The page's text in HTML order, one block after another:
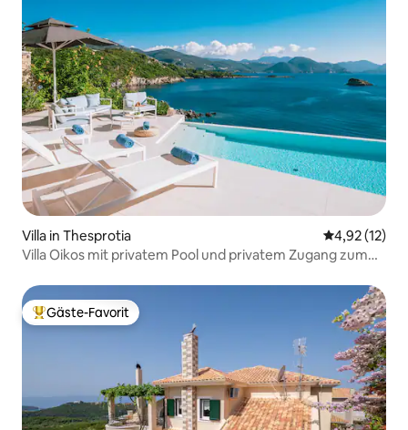
Villa in Thesprotia
4,92 (12)
Villa Oikos mit privatem Pool und privatem Zugang zum
Beliebter Gäste-Favorit.
Gäste-Favorit